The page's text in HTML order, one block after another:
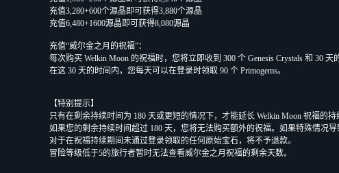
充值3,280+600个源晶即可获得3,880个源晶
充值6,480+1600源晶即可获得8,080源晶
充值“威尔金之月的祝福”：
每次购买 Welkin Moon 的祝福时，您将立即收到 300 个 Genesis Crystals 和 30 天
在这 30 天的时间内，您每天可以在登录时领取 90 个 Primogems。
【特别提示】
只有在剩余持续时间为 180 天或更短的情况下，才能延长 Welkin Moon 祝福的持
如果您的剩余持续时间超过 180 天，您将无法购买额外的祝福。如果特殊情况
对于在祝福持续期间未通过登录领取的任何原始宝石，将不予退款。
冒险等级低于5的旅行者暂时无法查看威尔金之月祝福的剩余天数。